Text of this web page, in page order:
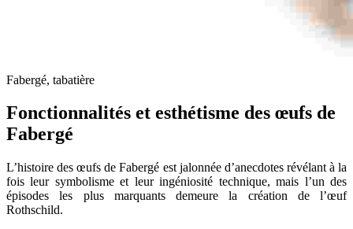
Fabergé, tabatière
Fonctionnalités et esthétisme des œufs de
Fabergé
L’histoire des œufs de Fabergé est jalonnée d’anecdotes révélant à la
fois leur symbolisme et leur ingéniosité technique, mais l’un des
épisodes les plus marquants demeure la création de l’œuf
Rothschild.